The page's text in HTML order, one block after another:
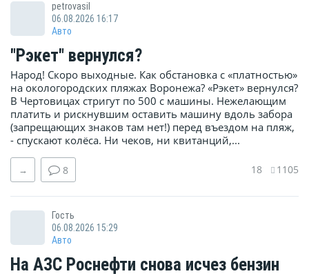
petrovasil
06.08.2026 16:17
Авто
"Рэкет" вернулся?
Народ! Скоро выходные. Как обстановка с «платностью»
на окологородских пляжах Воронежа? «Рэкет» вернулся?
В Чертовицах стригут по 500 с машины. Нежелающим
платить и рискнувшим оставить машину вдоль забора
(запрещающих знаков там нет!) перед въездом на пляж,
- спускают колёса. Ни чеков, ни квитанций,...
→ 8 18 1105
Гость
06.08.2026 15:29
Авто
На АЗС Роснефти снова исчез бензин